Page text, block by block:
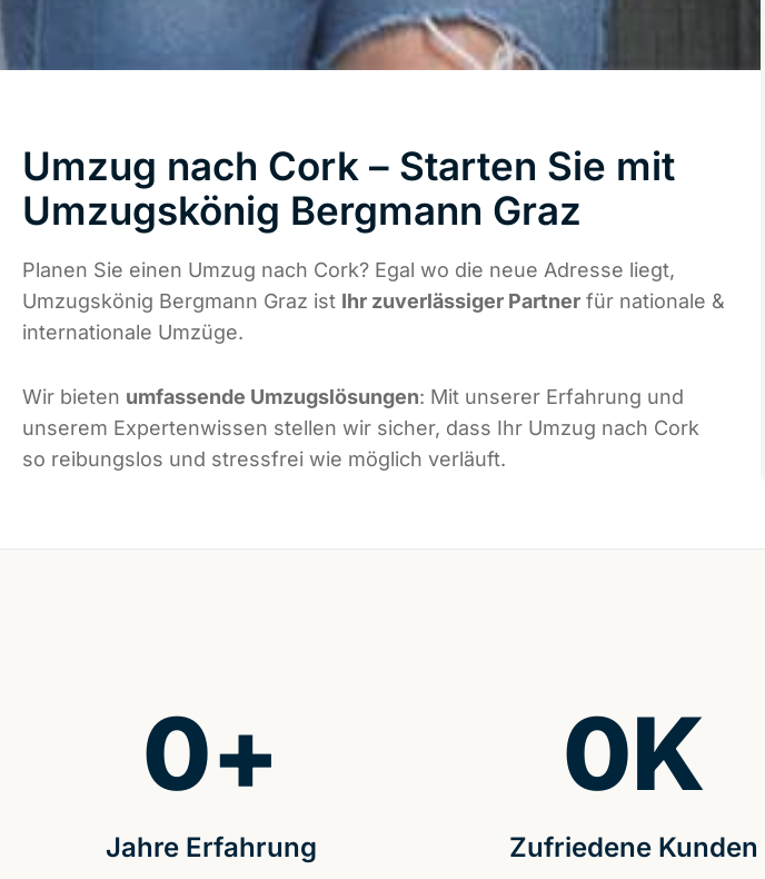
Umzug nach Cork – Starten Sie mit
Umzugskönig Bergmann Graz
Planen Sie einen Umzug nach Cork? Egal wo die neue Adresse liegt,
Umzugskönig Bergmann Graz ist Ihr zuverlässiger Partner für nationale &
internationale Umzüge.
Wir bieten umfassende Umzugslösungen: Mit unserer Erfahrung und
unserem Expertenwissen stellen wir sicher, dass Ihr Umzug nach Cork
so reibungslos und stressfrei wie möglich verläuft.
Jahre Erfahrung
0+
Zufriedene Kunden
0K